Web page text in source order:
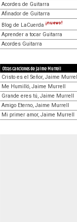
Acordes de Guitarra
Afinador de Guitarra
Blog de LaCuerda ¡nuevo!
Aprender a tocar Guitarra
Acordes Guitarra
Otras canciones de Jaime Murrell
Cristo es el Señor, Jaime
Me Humilló, Jaime Murrell
Grande eres tú, Jaime Murrell
Amigo Eterno, Jaime Murrell
Mi primer amor, Jaime Murrell